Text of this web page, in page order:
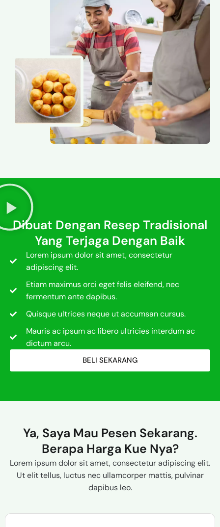
Dibuat Dengan Resep Tradisional
Yang Terjaga Dengan Baik
Lorem ipsum dolor sit amet, consectetur
adipiscing elit.
Etiam maximus orci eget felis eleifend, nec
fermentum ante dapibus.
Quisque ultrices neque ut accumsan cursus.
Mauris ac ipsum ac libero ultricies interdum ac
dictum arcu.
BELI SEKARANG
Ya, Saya Mau Pesen Sekarang.
Berapa Harga Kue Nya?
Lorem ipsum dolor sit amet, consectetur adipiscing elit.
Ut elit tellus, luctus nec ullamcorper mattis, pulvinar
dapibus leo.